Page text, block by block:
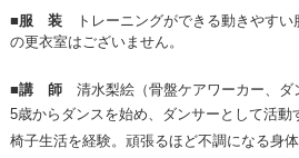
■服 装
トレーニングができる動きやす
の更衣室はございません。
■講 師
清水梨絵（骨盤ケアワーカー、ダ
5歳からダンスを始め、 ダンサーとして活動
椅子生活を経験。頑張るほど不調になる身